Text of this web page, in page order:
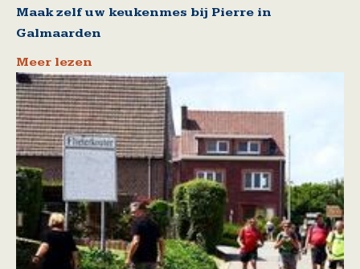
Maak zelf uw keukenmes bij Pierre in
Galmaarden
Meer lezen